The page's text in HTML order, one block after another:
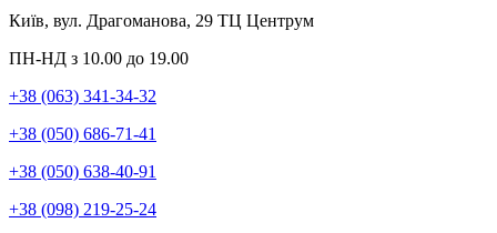
Київ, вул. Драгоманова, 29 ТЦ Центрум
ПН-НД з 10.00 до 19.00
+38 (063) 341-34-32
+38 (050) 686-71-41
+38 (050) 638-40-91
+38 (098) 219-25-24